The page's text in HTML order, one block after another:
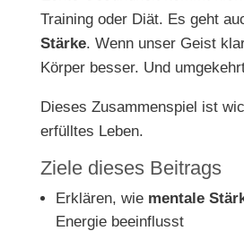
Training oder Diät. Es geht
Stärke. Wenn unser Geist
Körper besser. Und
Dieses Zusammenspiel ist
erfülltes Leben.
Ziele dieses Beitrags
Erklären, wie mentale
Energie beeinflusst